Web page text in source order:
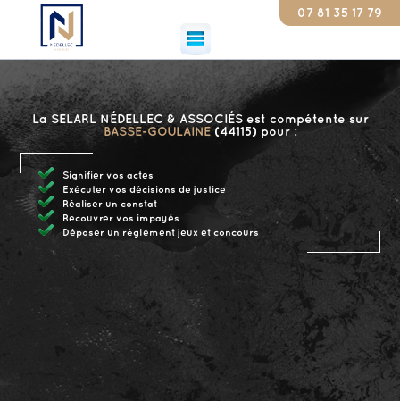
07 81 35 17 79
La SELARL NÉDELLEC & ASSOCIÉS est compétente sur
BASSE-GOULAINE (44115) pour :
Signifier vos actes
Exécuter vos décisions de justice
Réaliser un constat
Recouvrer vos impayés
Déposer un règlement jeux et concours